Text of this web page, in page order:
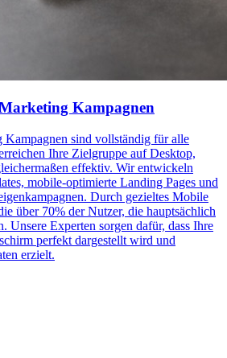
Kampagnen
sind vollständig für alle
Ihre Zielgruppe auf Desktop,
effektiv. Wir entwickeln
mobile-optimierte Landing Pages und
Durch gezieltes Mobile
über 70% der Nutzer, die hauptsächlich
Unsere Experten sorgen dafür, dass Ihre
perfekt dargestellt wird und
erzielt.